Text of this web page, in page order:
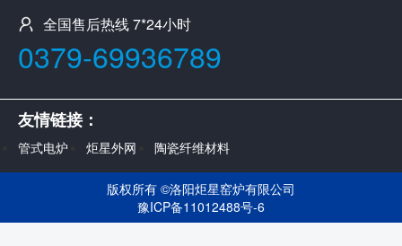
全国售后热线 7*24小时
0379-69936789
友情链接：
管式电炉 炬星外网 陶瓷纤维材料
版权所有 ©洛阳炬星窑炉有限公司
豫ICP备11012488号-6